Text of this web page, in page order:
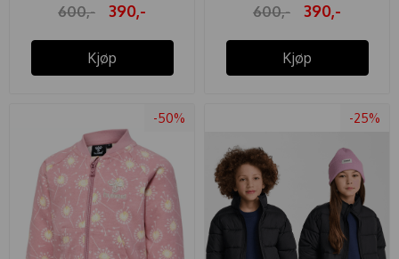
600,- 390,-
Kjøp
600,- 390,-
Kjøp
-50% -25%